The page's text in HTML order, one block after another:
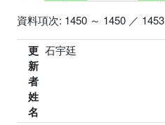
資料項次: 1450 ～ 1450 ／ 1453
更
新
者
姓
名
石宇廷